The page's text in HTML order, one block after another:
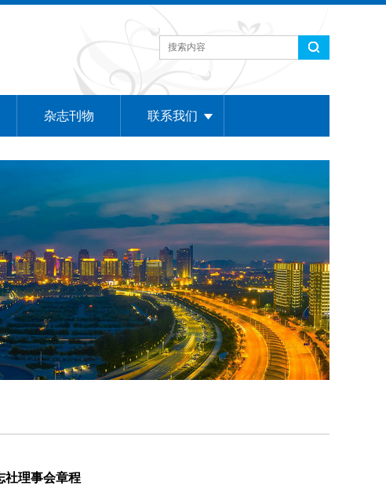
杂志刊物 联系我们
社理事会章程